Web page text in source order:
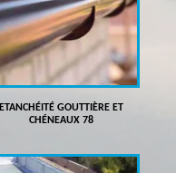
ETANCHÉITÉ GOUTTIÈRE ET
CHÉNEAUX 78